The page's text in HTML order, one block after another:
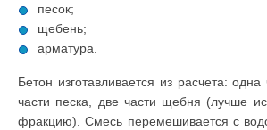
песок;
щебень;
арматура.
Бетон изготавливается из расчета:
части песка, две части щебня (лучше
фракцию). Смесь перемешивается с